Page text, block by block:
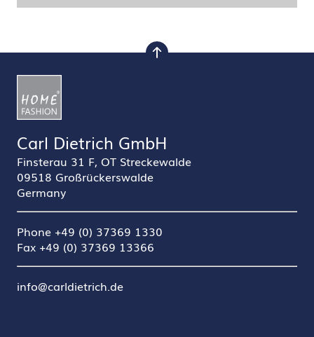
nach oben
Carl Dietrich GmbH
Finsterau 31 F, OT Streckewalde
09518 Großrückerswalde
Germany
Phone +49 (0) 37369 1330
Fax +49 (0) 37369 13366
info@carldietrich.de